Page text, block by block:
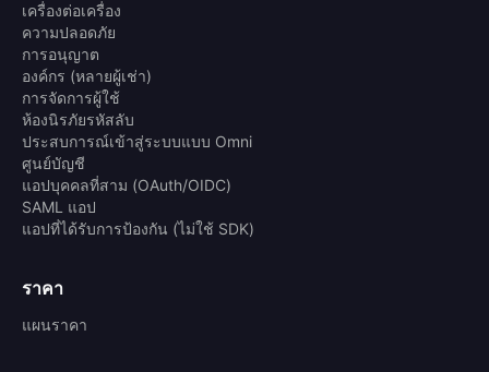
เครื่องต่อเครื่อง
ความปลอดภัย
การอนุญาต
องค์กร (หลายผู้เช่า)
การจัดการผู้ใช้
ห้องนิรภัยรหัสลับ
ประสบการณ์เข้าสู่ระบบแบบ Omni
ศูนย์บัญชี
แอปบุคคลที่สาม (OAuth/OIDC)
SAML แอป
แอปที่ได้รับการป้องกัน (ไม่ใช้ SDK)
ราคา
แผนราคา